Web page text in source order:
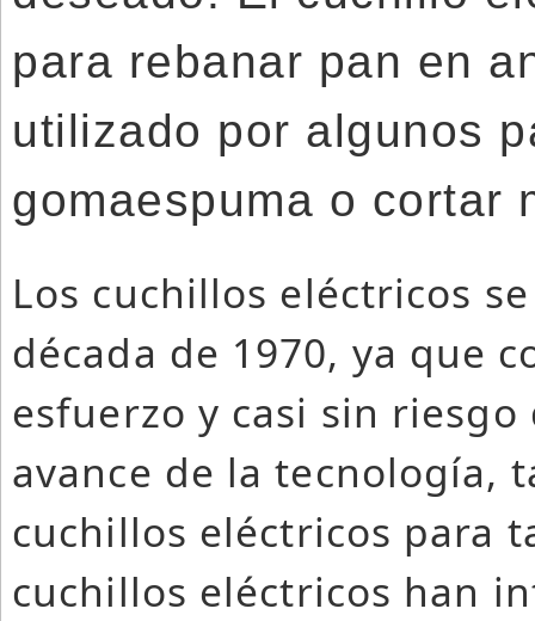
para rebanar pan en
utilizado por algunos
gomaespuma o cortar
Los cuchillos eléctricos
década de 1970, ya que
esfuerzo y casi sin
avance de la tecnología,
cuchillos eléctricos para
cuchillos eléctricos han